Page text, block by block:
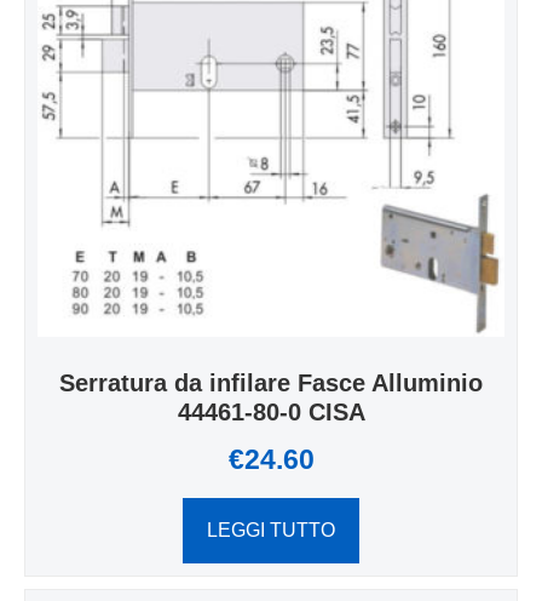
Serratura da infilare Fasce Alluminio
44461-80-0 CISA
€24.60
LEGGI TUTTO